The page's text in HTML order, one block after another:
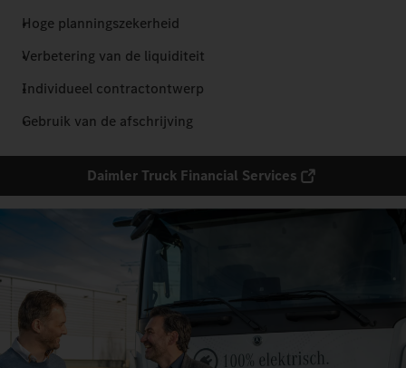
Hoge planningszekerheid
Verbetering van de liquiditeit
Individueel contractontwerp
Gebruik van de afschrijving
Daimler Truck Financial Services